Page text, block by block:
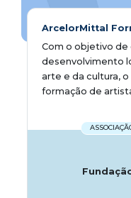
ArcelorMittal
Com o objetivo de
desenvolvimento
arte e da cultura,
formação de